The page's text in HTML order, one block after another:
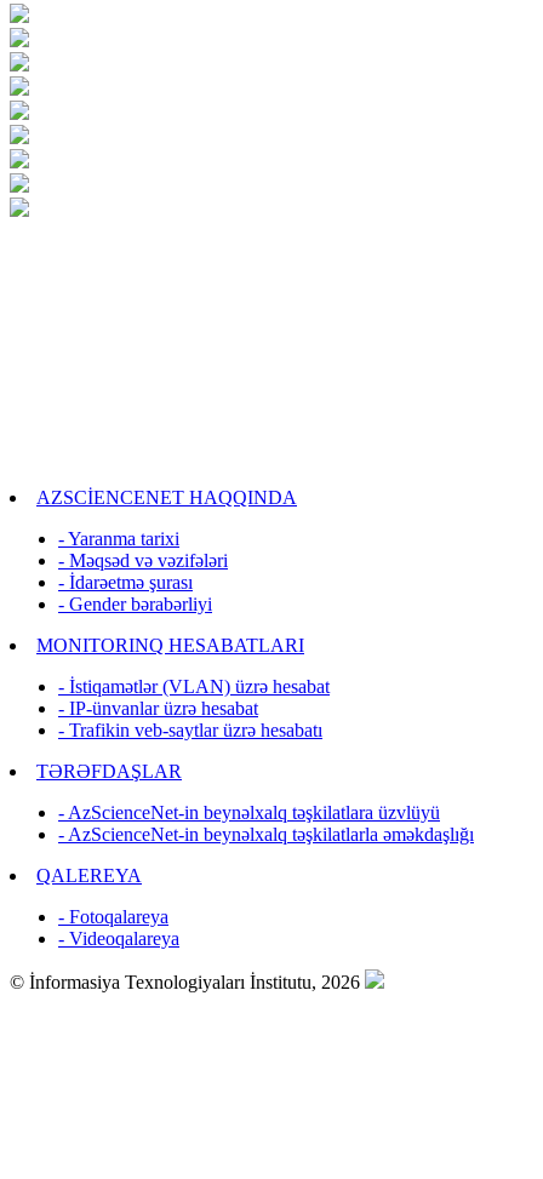
AZSCİENCENET HAQQINDA
- Yaranma tarixi
- Məqsəd və vəzifələri
- İdarəetmə şurası
- Gender bərabərliyi
MONITORINQ HESABATLARI
- İstiqamətlər (VLAN) üzrə hesabat
- IP-ünvanlar üzrə hesabat
- Trafikin veb-saytlar üzrə hesabatı
TƏRƏFDAŞLAR
- AzScienceNet-in beynəlxalq təşkilatlara üzvlüyü
- AzScienceNet-in beynəlxalq təşkilatlarla əməkdaşlığı
QALEREYA
- Fotoqalareya
- Videoqalareya
© İnformasiya Texnologiyaları İnstitutu, 2026